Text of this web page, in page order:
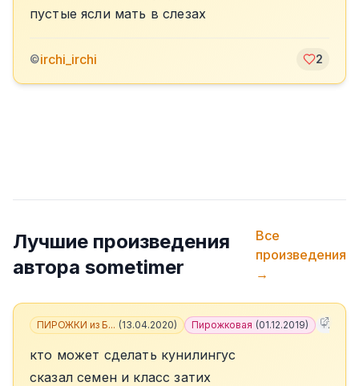
пустые ясли мать в слезах
©irchi_irchi 2
Лучшие произведения
автора sometimer
Все
произведения
→
ПИРОЖКИ из Б... (13.04.2020) Пирожковая (01.12.2019) +7
кто может сделать кунилингус
сказал семен и класс затих